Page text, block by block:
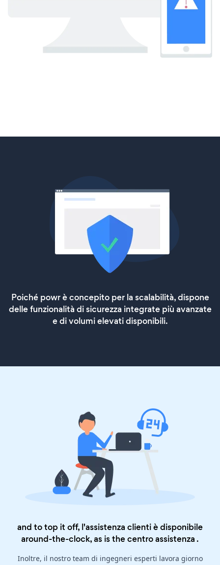
Poiché powr è concepito per la scalabilità, dispone
delle funzionalità di sicurezza integrate più avanzate
e di volumi elevati disponibili.
and to top it off, l'assistenza clienti è disponibile
around-the-clock, as is thecentro assistenza .
Inoltre, il nostro team di ingegneri esperti lavora giorno